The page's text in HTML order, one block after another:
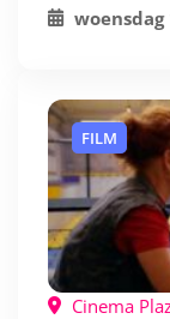
FILM
Cinema